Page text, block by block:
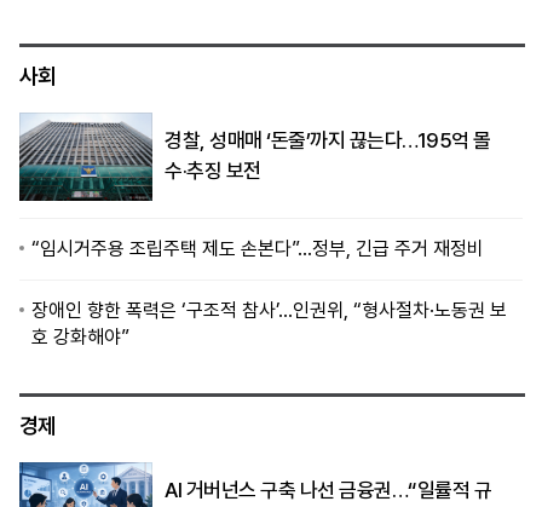
사회
경찰, 성매매 ‘돈줄’까지 끊는다…195억 몰
수·추징 보전
“임시거주용 조립주택 제도 손본다”…정부, 긴급 주거 재정비
장애인 향한 폭력은 ‘구조적 참사’…인권위, “형사절차·노동권 보
호 강화해야”
경제
AI 거버넌스 구축 나선 금융권…“일률적 규